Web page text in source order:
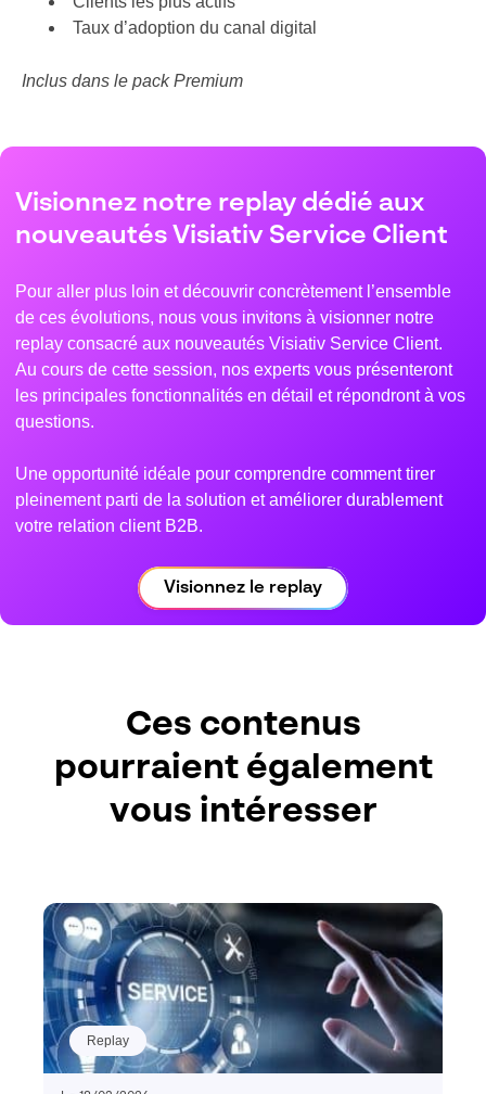
Taux d’adoption du canal digital
Inclus dans le pack Premium
Visionnez notre replay dédié aux
nouveautés Visiativ Service Client
Pour aller plus loin et découvrir concrètement l’ensemble
de ces évolutions, nous vous invitons à visionner notre
replay consacré aux nouveautés Visiativ Service Client.
Au cours de cette session, nos experts vous présenteront
les principales fonctionnalités en détail et répondront à vos
questions.
Une opportunité idéale pour comprendre comment tirer
pleinement parti de la solution et améliorer durablement
votre relation client B2B.
Visionnez le replay
Ces contenus
pourraient également
vous intéresser
Replay